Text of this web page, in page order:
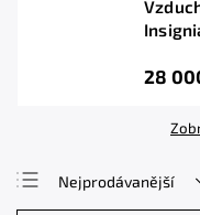
28
Nejprodávanější